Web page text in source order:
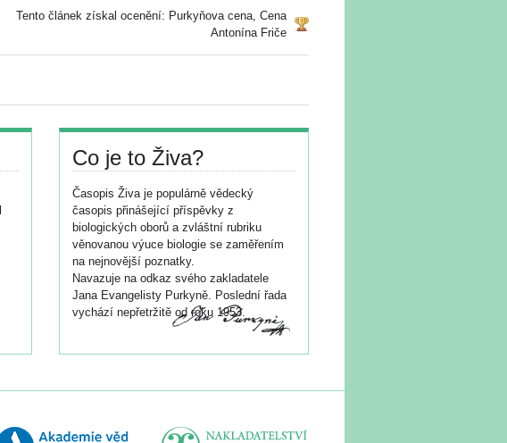
Tento článek získal ocenění: Purkyňova cena, Cena
Antonína Friče
Co je to Živa?
Časopis Živa je populárně vědecký
časopis přinášející příspěvky z
biologických oborů a zvláštní rubriku
věnovanou výuce biologie se zaměřením
na nejnovější poznatky.
Navazuje na odkaz svého zakladatele
Jana Evangelisty Purkyně. Poslední řada
vychází nepřetržitě od roku 1953.